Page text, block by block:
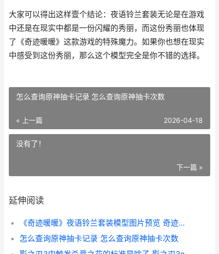
大家可以得出这样壹个结论：夜语铃兰套装无论是在游戏
中还是在现实中都是一份闪耀的秀丽，而这份秀丽也体现
了《奇迹暖暖》这款游戏的特殊魔力。如果你也想在现实
中感受到这份秀丽，那么这个模型完全是你不错的选择。
怎么查询原神抽卡记录 怎么查询原神抽卡次数
« 上一篇 2026-04-18
没有了！
下一篇 »
延伸阅读
《奇迹暖暖》夜语铃兰套装模型图片预览 奇迹暖暖夜梦歌谣
怎么查询原神抽卡记录 怎么查询原神抽卡次数